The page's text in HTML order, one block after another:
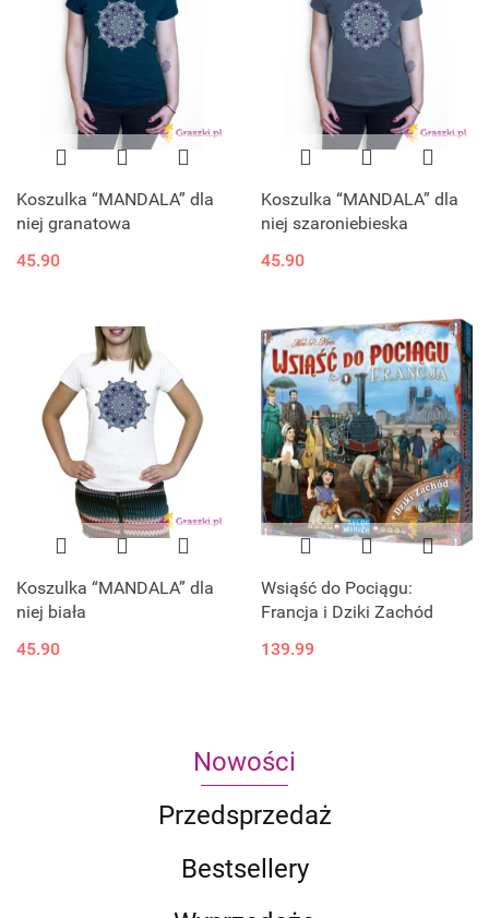
Koszulka “MANDALA” dla
niej granatowa
45.90
Koszulka “MANDALA” dla
niej szaroniebieska
45.90
Koszulka “MANDALA” dla
niej biała
45.90
Wsiąść do Pociągu:
Francja i Dziki Zachód
139.99
Nowości
Przedsprzedaż
Bestsellery